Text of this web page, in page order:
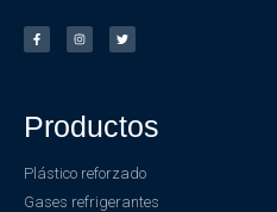
Productos
Plástico reforzado
Gases refrigerantes